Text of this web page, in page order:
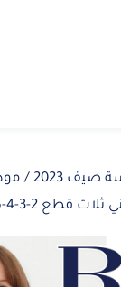
صيف 2023 /
قطع 2-3-4-5